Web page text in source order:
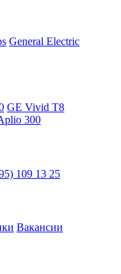
General Electric
GE Vivid T8
300
109 13 25
Вакансии